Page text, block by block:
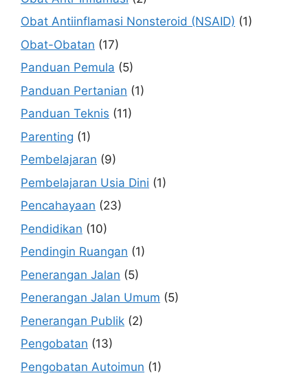
Obat Antiinflamasi Nonsteroid (NSAID) (1)
Obat-Obatan (17)
Panduan Pemula (5)
Panduan Pertanian (1)
Panduan Teknis (11)
Parenting (1)
Pembelajaran (9)
Pembelajaran Usia Dini (1)
Pencahayaan (23)
Pendidikan (10)
Pendingin Ruangan (1)
Penerangan Jalan (5)
Penerangan Jalan Umum (5)
Penerangan Publik (2)
Pengobatan (13)
Pengobatan Autoimun (1)